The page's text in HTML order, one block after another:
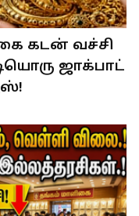
கடன் வச்சி
ஜாக்பாட்